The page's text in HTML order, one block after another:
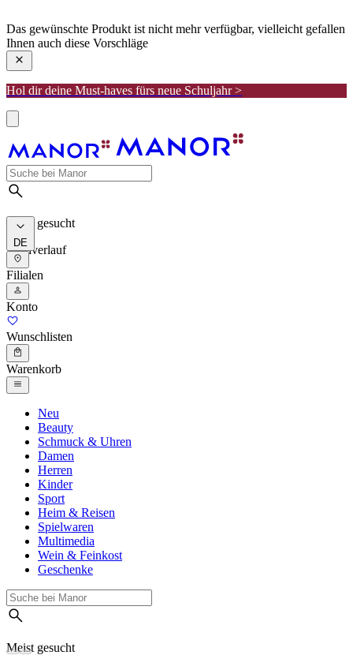
Das gewünschte Produkt ist nicht mehr verfügbar, vielleicht gefallen
Ihnen auch diese Vorschläge
Hol dir deine Must-haves fürs neue Schuljahr >
Meist gesucht
Suchverlauf
DE
Filialen
Konto
Wunschlisten
Warenkorb
Neu
Beauty
Schmuck & Uhren
Damen
Herren
Kinder
Sport
Heim & Reisen
Spielwaren
Multimedia
Wein & Feinkost
Geschenke
Meist gesucht